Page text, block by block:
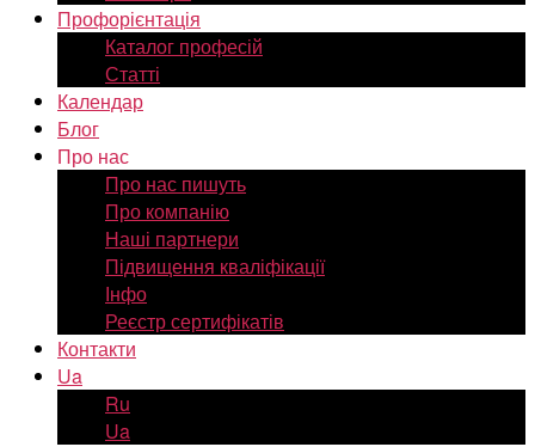
Профорієнтація
Каталог професій
Статті
Календар
Блог
Про нас
Про нас пишуть
Про компанію
Наші партнери
Підвищення кваліфікації
Інфо
Реєстр сертифікатів
Контакти
Ua
Ru
Ua